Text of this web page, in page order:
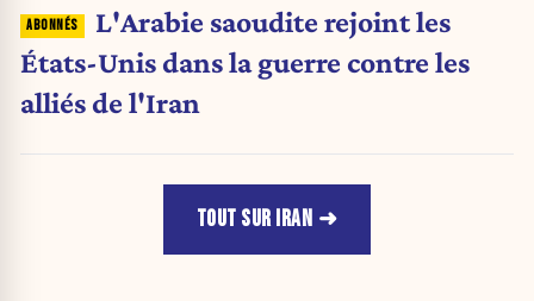
L'Arabie saoudite rejoint les
États-Unis dans la guerre contre les
alliés de l'Iran
TOUT SUR IRAN